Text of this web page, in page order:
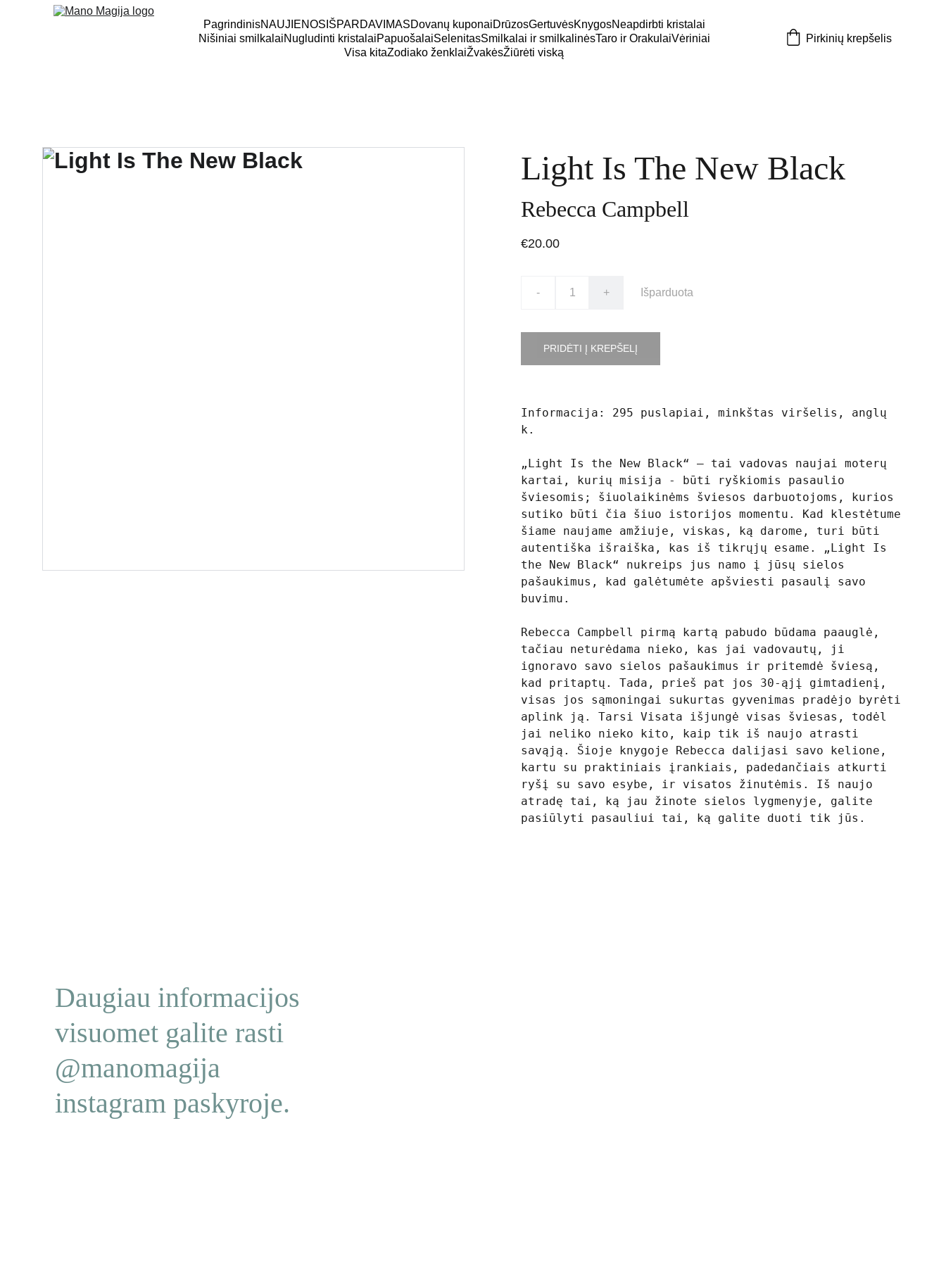
PagrindinisNAUJIENOS IŠPARDAVIMASDovanų kuponaiDrūzosGertuvėsKnygosNeapdirbti kristalai
Nišiniai smilkalaiNugludinti kristalaiPapuošalaiSelenitasSmilkalai ir smilkalinėsTaro ir OrakulaiVėriniai
Visa kitaZodiako ženklaiŽvakėsŽiūrėti viską
Pirkinių krepšelis
Light Is The New Black
Rebecca Campbell
€20.00
- + Išparduota
PRIDĖTI Į KREPŠELĮ
Informacija: 295 puslapiai, minkštas viršelis, anglų
k.
„Light Is the New Black“ – tai vadovas naujai moterų
kartai, kurių misija - būti ryškiomis pasaulio
šviesomis; šiuolaikinėms šviesos darbuotojoms, kurios
sutiko būti čia šiuo istorijos momentu. Kad klestėtume
šiame naujame amžiuje, viskas, ką darome, turi būti
autentiška išraiška, kas iš tikrųjų esame. „Light Is
the New Black“ nukreips jus namo į jūsų sielos
pašaukimus, kad galėtumėte apšviesti pasaulį savo
buvimu.
Rebecca Campbell pirmą kartą pabudo būdama paauglė,
tačiau neturėdama nieko, kas jai vadovautų, ji
ignoravo savo sielos pašaukimus ir pritemdė šviesą,
kad pritaptų. Tada, prieš pat jos 30-ąjį gimtadienį,
visas jos sąmoningai sukurtas gyvenimas pradėjo byrėti
aplink ją. Tarsi Visata išjungė visas šviesas, todėl
jai neliko nieko kito, kaip tik iš naujo atrasti
savąją. Šioje knygoje Rebecca dalijasi savo kelione,
kartu su praktiniais įrankiais, padedančiais atkurti
ryšį su savo esybe, ir visatos žinutėmis. Iš naujo
atradę tai, ką jau žinote sielos lygmenyje, galite
pasiūlyti pasauliui tai, ką galite duoti tik jūs.
Daugiau informacijos
visuomet galite rasti
@manomagija
instagram paskyroje.